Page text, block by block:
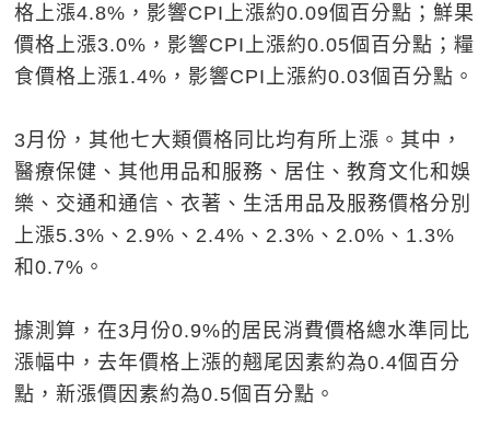
格上漲4.8%，影響CPI上漲約0.09個百分點；鮮果
價格上漲3.0%，影響CPI上漲約0.05個百分點；糧
食價格上漲1.4%，影響CPI上漲約0.03個百分點。
3月份，其他七大類價格同比均有所上漲。其中，
醫療保健、其他用品和服務、居住、教育文化和娛
樂、交通和通信、衣著、生活用品及服務價格分別
上漲5.3%、2.9%、2.4%、2.3%、2.0%、1.3%
和0.7%。
據測算，在3月份0.9%的居民消費價格總水準同比
漲幅中，去年價格上漲的翹尾因素約為0.4個百分
點，新漲價因素約為0.5個百分點。